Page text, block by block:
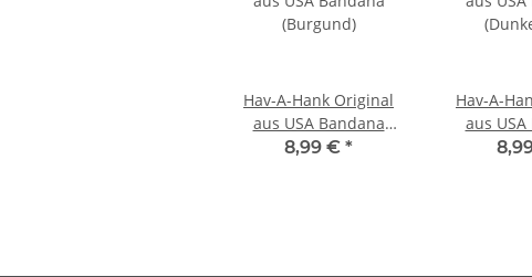
Hav-A-Hank Original
aus USA Bandana
(Burgund)
8,99 € *
Hav-A-
aus